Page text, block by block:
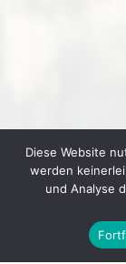
Diese Website
werden
und Analyse